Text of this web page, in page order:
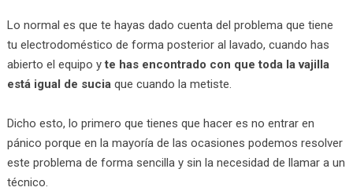
Lo normal es que te hayas dado cuenta del problema que tiene
tu electrodoméstico de forma posterior al lavado, cuando has
abierto el equipo yte has encontrado con que toda la vajilla
está igual de suciaque cuando la metiste.
Dicho esto, lo primero que tienes que hacer es no entrar en
pánico porque en la mayoría de las ocasiones podemos resolver
este problema de forma sencilla y sin la necesidad de llamar a un
técnico.